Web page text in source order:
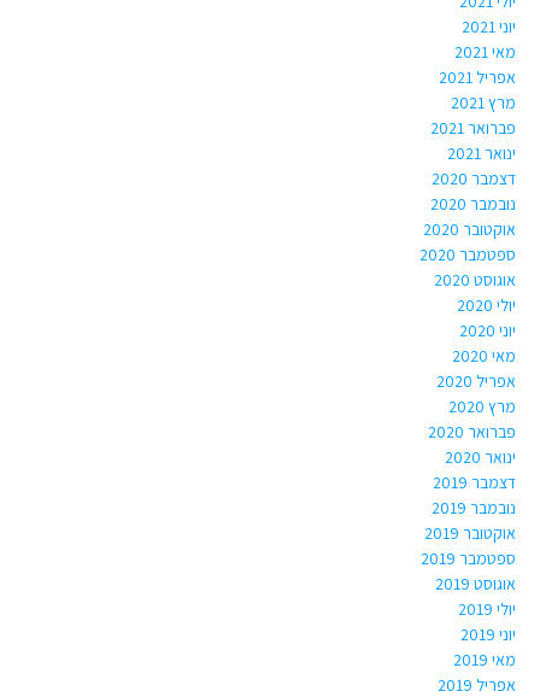
יוני 2021
מאי 2021
אפריל 2021
מרץ 2021
פברואר 2021
ינואר 2021
דצמבר 2020
נובמבר 2020
אוקטובר 2020
ספטמבר 2020
אוגוסט 2020
יולי 2020
יוני 2020
מאי 2020
אפריל 2020
מרץ 2020
פברואר 2020
ינואר 2020
דצמבר 2019
נובמבר 2019
אוקטובר 2019
ספטמבר 2019
אוגוסט 2019
יולי 2019
יוני 2019
מאי 2019
אפריל 2019